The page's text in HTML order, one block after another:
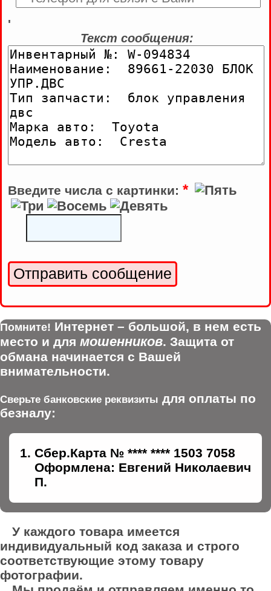
'
Текст сообщения:
Введите числа с картинки: *
Помните! Интернет – большой, в нем есть
место и для мошенников. Защита от
обмана начинается с Вашей
внимательности.
Сверьте банковские реквизиты для оплаты по
безналу:
Сбер.Карта № **** **** 1503 7058
Оформлена: Евгений Николаевич
П.
У каждого товара имеется
индивидуальный код заказа и строго
соответствующие этому товару
фотографии.